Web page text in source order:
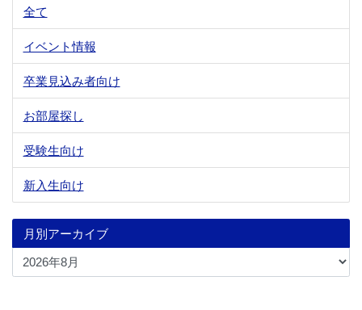
全て
イベント情報
卒業見込み者向け
お部屋探し
受験生向け
新入生向け
月別アーカイブ